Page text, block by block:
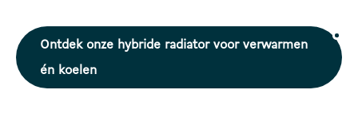
Ontdek onze hybride radiator voor verwarmen
én koelen